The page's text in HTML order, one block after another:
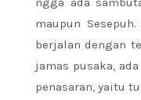
maupun
berjalan dengan
jamas pusaka,
penasaran, yaitu